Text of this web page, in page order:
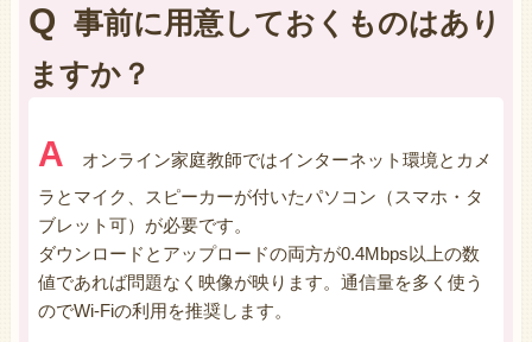
Q 事前に用意しておくものはあり
ますか？
A
オンライン家庭教師ではインターネット環境とカメ
ラとマイク、スピーカーが付いたパソコン（スマホ・タ
ブレット可）が必要です。
ダウンロードとアップロードの両方が0.4Mbps以上の数
値であれば問題なく映像が映ります。通信量を多く使う
のでWi-Fiの利用を推奨します。